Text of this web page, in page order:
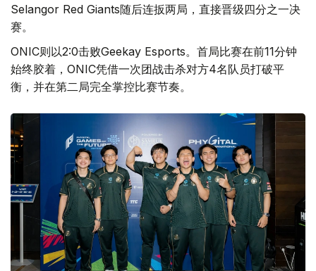
Selangor Red Giants随后连扳两局，直接晋级四分之一决
赛。
ONIC则以2:0击败Geekay Esports。首局比赛在前11分钟
始终胶着，ONIC凭借一次团战击杀对方4名队员打破平
衡，并在第二局完全掌控比赛节奏。